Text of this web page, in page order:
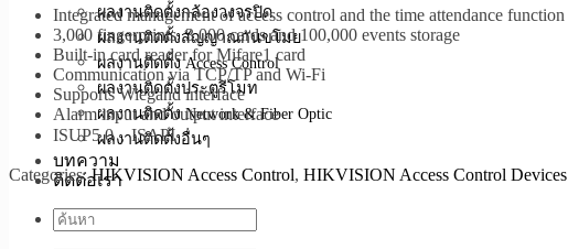
ผลงานติดตั้งกล้องวงจรปิด
ผลงานติดตั้งสัญญาณกันขโมย
ผลงานติดตั้ง Access Control
ผลงานติดตั้งประตูรีโมท
ผลงานติดตั้ง Network & Fiber Optic
ผลงานติดตั้งอื่นๆ
บทความ
ติดต่อเรา
Integrated management of access control and the time attendance function
3,000 fingerprints, 3,000 cards and 100,000 events storage
Built-in card reader for Mifare1 card
Communication via TCP/TP and Wi-Fi
Supports Wiegand interface
Alarm input and output interface
ISUP5.0，ISAPI
Categories:HIKVISION Access Control, HIKVISION Access Control Devices